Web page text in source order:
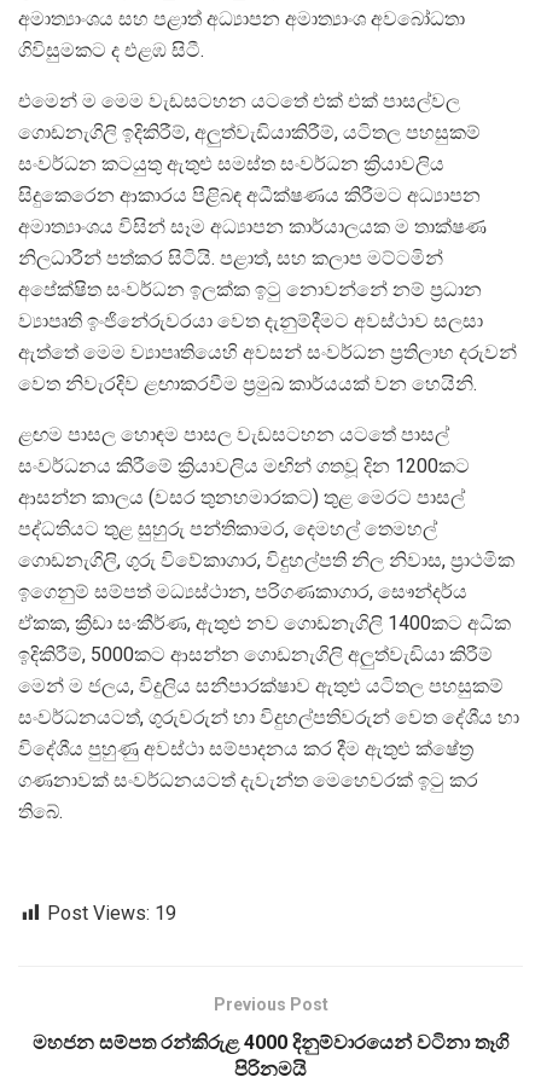
අමාත්‍යාංශය සහ පළාත් අධ්‍යාපන අමාත්‍යාංශ අවබෝධතා
ගිවිසුමකට ද එළඹ සිටී.
එමෙන් ම මෙම වැඩසටහන යටතේ එක් එක් පාසල්වල
ගොඩනැගිලි ඉදිකිරීම්, අලුත්වැඩියාකිරීම්, යටිතල පහසුකම්
සංවර්ධන කටයුතු ඇතුළු සමස්ත සංවර්ධන ක්‍රියාවලිය
සිදුකෙරෙන ආකාරය පිළිබඳ අධීක්ෂණය කිරීමට අධ්‍යාපන
අමාත්‍යාංශය විසින් සෑම අධ්‍යාපන කාර්යාලයක ම තාක්ෂණ
නිලධාරීන් පත්කර සිටියි. පළාත්, සහ කලාප මට්ටමින්
අපේක්ෂිත සංවර්ධන ඉලක්ක ඉටු නොවන්නේ නම් ප්‍රධාන
ව්‍යාපෘති ඉංජිනේරුවරයා වෙත දැනුම්දීමට අවස්ථාව සලසා
ඇත්තේ මෙම ව්‍යාපෘතියෙහි අවසන් සංවර්ධන ප්‍රතිලාභ දරුවන්
වෙත නිවැරදිව ළඟාකරවීම ප්‍රමුඛ කාර්යයක් වන හෙයිනි.
ළඟම පාසල හොඳම පාසල වැඩසටහන යටතේ පාසල්
සංවර්ධනය කිරීමේ ක්‍රියාවලිය මඟින් ගතවූ දින 1200කට
ආසන්න කාලය (වසර තුනහමාරකට) තුළ මෙරට පාසල්
පද්ධතියට තුළ සුහුරු පන්තිකාමර, දෙමහල් තෙමහල්
ගොඩනැගිලි, ගුරු විවේකාගාර, විදුහල්පති නිල නිවාස, ප්‍රාථමික
ඉගෙනුම් සම්පත් මධ්‍යස්ථාන, පරිගණකාගාර, සෞන්දර්ය
ඒකක, ක්‍රීඩා සංකීර්ණ, ඇතුළු නව ගොඩනැගිලි 1400කට අධික
ඉදිකිරීම්, 5000කට ආසන්න ගොඩනැගිලි අලුත්වැඩියා කිරීම්
මෙන් ම ජලය, විදුලිය සනීපාරක්ෂාව ඇතුළු යටිතල පහසුකම්
සංවර්ධනයටත්, ගුරුවරුන් හා විදුහල්පතිවරුන් වෙත දේශීය හා
විදේශීය පුහුණු අවස්ථා සම්පාදනය කර දීම ඇතුළු ක්ෂේත්‍ර
ගණනාවක් සංවර්ධනයටත් දැවැන්ත මෙහෙවරක් ඉටු කර
තිබේ.
Post Views: 19
Previous Post
මහජන සම්පත රන්කිරුළ 4000 දිනුම්වාරයෙන් වටිනා තෑගි
පිරිනමයි